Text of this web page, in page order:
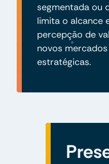
segmentada ou
limita o alcance
percepção de
novos
estratégicas.